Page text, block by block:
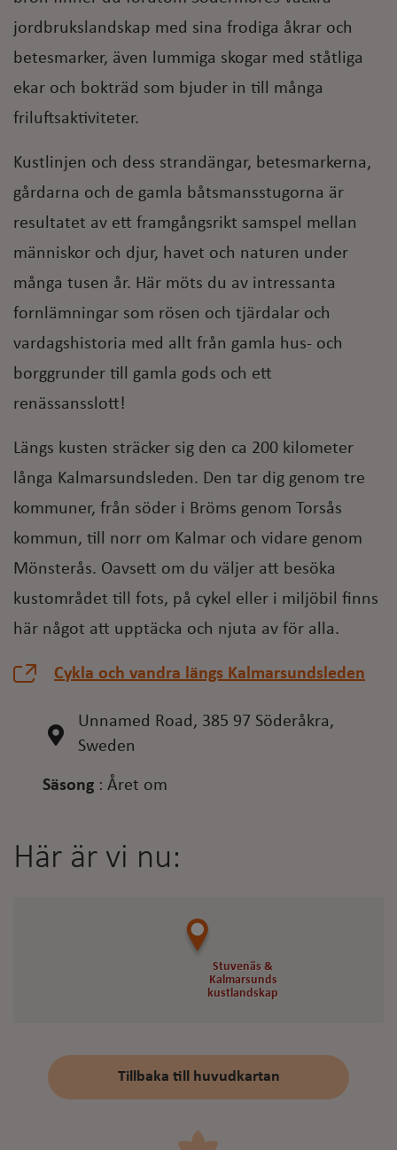
jordbrukslandskap med sina frodiga åkrar och
betesmarker, även lummiga skogar med ståtliga
ekar och bokträd som bjuder in till många
friluftsaktiviteter.
Kustlinjen och dess strandängar, betesmarkerna,
gårdarna och de gamla båtsmansstugorna är
resultatet av ett framgångsrikt samspel mellan
människor och djur, havet och naturen under
många tusen år. Här möts du av intressanta
fornlämningar som rösen och tjärdalar och
vardagshistoria med allt från gamla hus- och
borggrunder till gamla gods och ett
renässansslott!
Längs kusten sträcker sig den ca 200 kilometer
långa Kalmarsundsleden. Den tar dig genom tre
kommuner, från söder i Bröms genom Torsås
kommun, till norr om Kalmar och vidare genom
Mönsterås. Oavsett om du väljer att besöka
kustområdet till fots, på cykel eller i miljöbil finns
här något att upptäcka och njuta av för alla.
Cykla och vandra längs Kalmarsundsleden
Unnamed Road, 385 97 Söderåkra,
Sweden
Säsong : Året om
Här är vi nu:
Stuvenäs &
Kalmarsunds
kustlandskap
Stuvenäs &
Kalmarsunds
kustlandskap
Tillbaka till huvudkartan